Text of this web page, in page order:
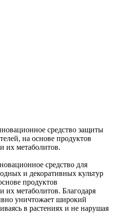
средство защиты
на основе продуктов
их метаболитов.
средство для
и декоративных культур
продуктов
их метаболитов. Благодаря
уничтожает широкий
в растениях и не нарушая